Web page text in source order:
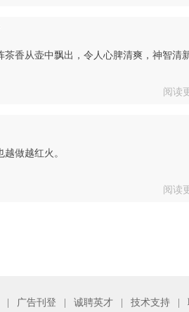
香从壶中飘出，令人心脾清爽，神智清
阅读
做越红火。
阅读
广告刊登 诚聘英才 技术支持